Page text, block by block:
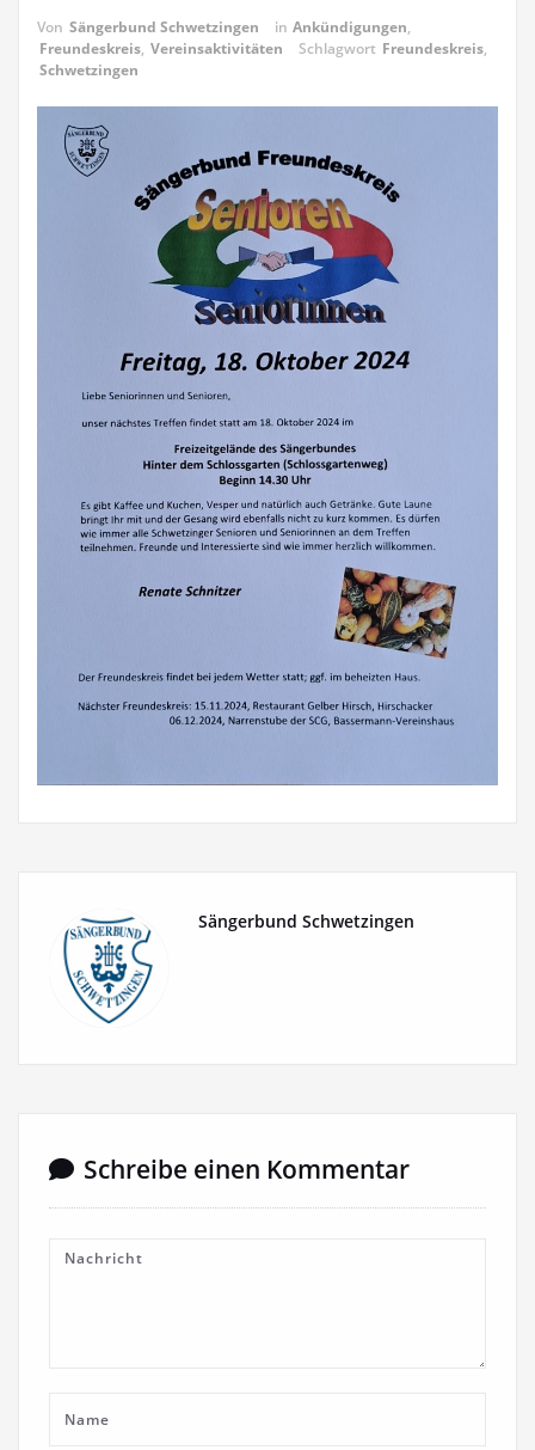
Von Sängerbund Schwetzingen in Ankündigungen,
Freundeskreis, Vereinsaktivitäten Schlagwort Freundeskreis,
Schwetzingen
Sängerbund Schwetzingen
Schreibe einen Kommentar